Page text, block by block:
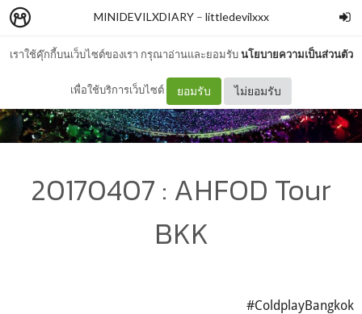
เราใช้คุ๊กกี้บนเว็บไซต์ของเรา กรุณาอ่านและยอมรับนโยบายความเป็นส่วนตัว
เพื่อใช้บริการเว็บไซต์ ยอมรับ ไม่ยอมรับ
MINIDEVILXDIARY– littledevilxxx
20170407 : AHFOD Tour
BKK
#ColdplayBangkok